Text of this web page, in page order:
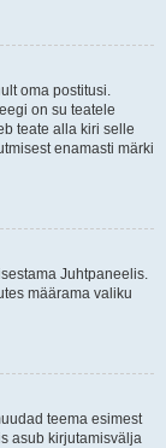
oma postitusi.
on su teatele
teate alla kiri selle
enamasti märki
Juhtpaneelis.
määrama valiku
teema esimest
asub kirjutamisvälja